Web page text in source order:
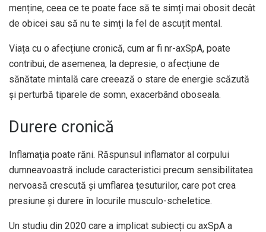
menține, ceea ce te poate face să te simți mai obosit decât
de obicei sau să nu te simți la fel de ascuțit mental.
Viața cu o afecțiune cronică, cum ar fi nr-axSpA, poate
contribui, de asemenea, la depresie, o afecțiune de
sănătate mintală care creează o stare de energie scăzută
și perturbă tiparele de somn, exacerbând oboseala.
Durere cronică
Inflamația poate răni. Răspunsul inflamator al corpului
dumneavoastră include caracteristici precum sensibilitatea
nervoasă crescută și umflarea țesuturilor, care pot crea
presiune și durere în locurile musculo-scheletice.
Un studiu din 2020 care a implicat subiecți cu axSpA a